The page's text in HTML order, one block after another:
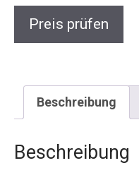
Preis prüfen
Beschreibung
Beschreibung